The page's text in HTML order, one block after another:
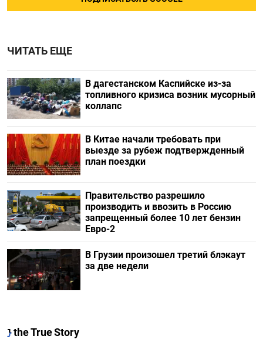
ЧИТАТЬ ЕЩЕ
В дагестанском Каспийске из-за
топливного кризиса возник мусорный
коллапс
В Китае начали требовать при
выезде за рубеж подтвержденный
план поездки
Правительство разрешило
производить и ввозить в Россию
запрещенный более 10 лет бензин
Евро-2
В Грузии произошел третий блэкаут
за две недели